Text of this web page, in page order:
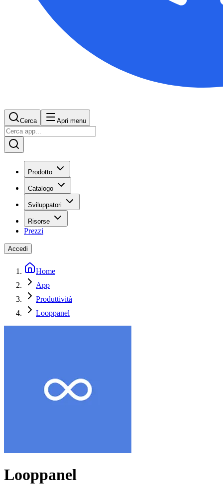
Cerca Apri menu
Prodotto
Catalogo
Sviluppatori
Risorse
Prezzi
Accedi
Home
App
Produttività
Looppanel
Looppanel